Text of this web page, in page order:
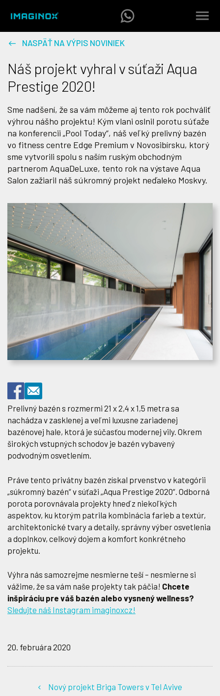
NASPÄŤ NA VÝPIS NOVINIEK
Náš projekt vyhral v súťaži Aqua
Prestige 2020!
Sme nadšení, že sa vám môžeme aj tento rok pochváliť
výhrou nášho projektu! Kým vlani oslnil porotu súťaže
na konferencii „Pool Today“, náš veľký prelivný bazén
vo fitness centre Edge Premium v Novosibírsku, ktorý
sme vytvorili spolu s naším ruským obchodným
partnerom AquaDeLuxe, tento rok na výstave Aqua
Salon zažiaril náš súkromný projekt neďaleko Moskvy.
Prelivný bazén s rozmermi 21 x 2,4 x 1,5 metra sa
nachádza v zasklenej a veľmi luxusne zariadenej
bazénovej hale, ktorá je súčasťou modernej vily. Okrem
širokých vstupných schodov je bazén vybavený
podvodným osvetlením.
Práve tento privátny bazén získal prvenstvo v kategórii
„súkromný bazén“ v súťaži „Aqua Prestige 2020“. Odborná
porota porovnávala projekty hneď z niekoľkých
aspektov, ku ktorým patrila kombinácia farieb a textúr,
architektonické tvary a detaily, správny výber osvetlenia
a doplnkov, celkový dojem a komfort konkrétneho
projektu.
Výhra nás samozrejme nesmierne teší – nesmierne si
vážime, že sa vám naše projekty tak páčia! Chcete
inšpiráciu pre váš bazén alebo vysnený wellness?
Sledujte náš Instagram imaginoxcz!
20. februára 2020
Nový projekt Briga Towers v Tel Avive